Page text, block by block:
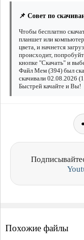
📌 Совет по
Чтобы бесплатно
планшет или
цвета, и начнется
происходит,
кнопке "Скачать" и
Файл Мем (394) был
скачивали 02.08.2026
Быстрей качайте и Вы!
Похожие файлы